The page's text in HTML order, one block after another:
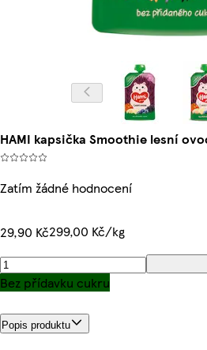
HAMI kapsička Smoothie lesní
Zatím žádné hodnocení
29,90 Kč299,00 Kč/kg
Bez přídavku cukru
Popis produktu